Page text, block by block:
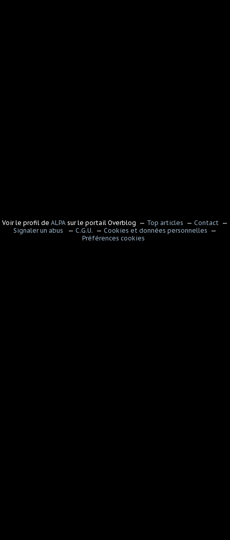
Voir le profil de ALPA sur le portail Overblog Top articles
Contact
Signaler un abus
C.G.U.
Cookies et données personnelles
Préférences cookies